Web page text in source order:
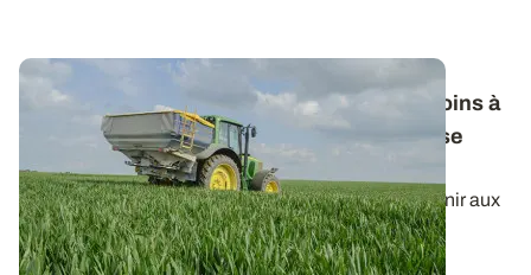
Fertilisation azotée des céréales : les besoins à
prendre en compte pour le calcul de la dose
totale
Le raisonnement du calcul de la dose d’azote à fournir aux
céréales à paille peut dépendre...
22 JANV. 2026